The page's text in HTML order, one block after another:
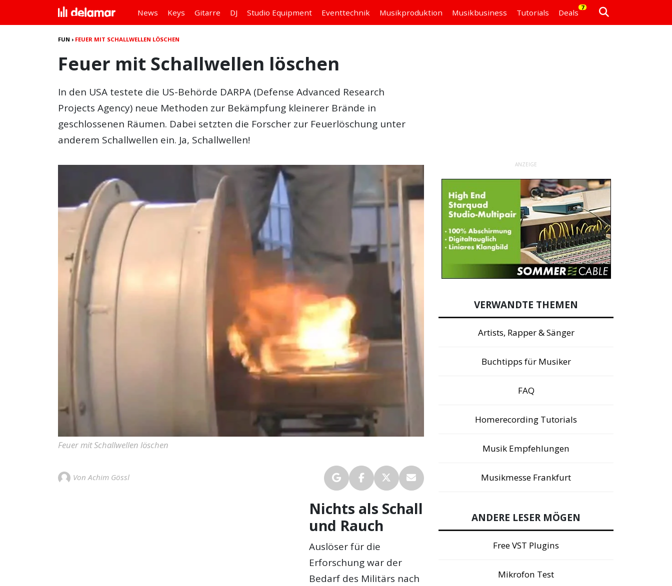
News Keys Gitarre DJ Studio Equipment Eventtechnik Musikproduktion Musikbusiness Tutorials Deals
7
FUN › FEUER MIT SCHALLWELLEN LÖSCHEN
Feuer mit Schallwellen löschen
In den USA testete die US-Behörde DARPA (Defense Advanced Research
Projects Agency) neue Methoden zur Bekämpfung kleinerer Brände in
geschlossenen Räumen. Dabei setzten die Forscher zur Feuerlöschung unter
anderem Schallwellen ein. Ja, Schallwellen!
Feuer mit Schallwellen löschen
Von Achim Gössl
Nichts als Schall
und Rauch
Auslöser für die
Erforschung war der
Bedarf des Militärs nach
ANZEIGE
VERWANDTE THEMEN
Artists, Rapper & Sänger
Buchtipps für Musiker
FAQ
Homerecording Tutorials
Musik Empfehlungen
Musikmesse Frankfurt
ANDERE LESER MÖGEN
Free VST Plugins
Mikrofon Test